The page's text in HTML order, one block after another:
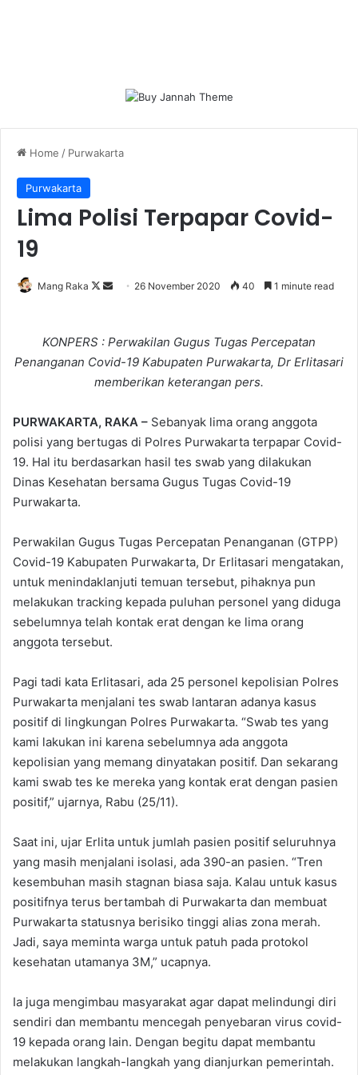
Home / Purwakarta
Purwakarta
Lima Polisi Terpapar Covid-
19
Mang Raka
Follow
Send 26 November 2020 40 1 minute read
KONPERS : Perwakilan Gugus Tugas Percepatan
Penanganan Covid-19 Kabupaten Purwakarta, Dr Erlitasari
memberikan keterangan pers.
PURWAKARTA, RAKA – Sebanyak lima orang anggota
polisi yang bertugas di Polres Purwakarta terpapar Covid-
19. Hal itu berdasarkan hasil tes swab yang dilakukan
Dinas Kesehatan bersama Gugus Tugas Covid-19
Purwakarta.
Perwakilan Gugus Tugas Percepatan Penanganan (GTPP)
Covid-19 Kabupaten Purwakarta, Dr Erlitasari mengatakan,
untuk menindaklanjuti temuan tersebut, pihaknya pun
melakukan tracking kepada puluhan personel yang diduga
sebelumnya telah kontak erat dengan ke lima orang
anggota tersebut.
Pagi tadi kata Erlitasari, ada 25 personel kepolisian Polres
Purwakarta menjalani tes swab lantaran adanya kasus
positif di lingkungan Polres Purwakarta. “Swab tes yang
kami lakukan ini karena sebelumnya ada anggota
kepolisian yang memang dinyatakan positif. Dan sekarang
kami swab tes ke mereka yang kontak erat dengan pasien
positif,” ujarnya, Rabu (25/11).
Saat ini, ujar Erlita untuk jumlah pasien positif seluruhnya
yang masih menjalani isolasi, ada 390-an pasien. “Tren
kesembuhan masih stagnan biasa saja. Kalau untuk kasus
positifnya terus bertambah di Purwakarta dan membuat
Purwakarta statusnya berisiko tinggi alias zona merah.
Jadi, saya meminta warga untuk patuh pada protokol
kesehatan utamanya 3M,” ucapnya.
Ia juga mengimbau masyarakat agar dapat melindungi diri
sendiri dan membantu mencegah penyebaran virus covid-
19 kepada orang lain. Dengan begitu dapat membantu
melakukan langkah-langkah yang dianjurkan pemerintah.